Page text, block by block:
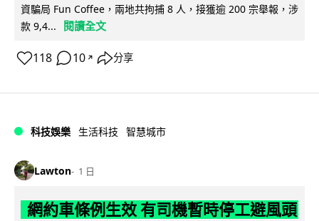
資騙局 Fun Coffee，兩地共拘捕 8 人，接獲逾 200 宗舉報，涉
款 9,4...
閱讀全文
118 10 ↗ 分享
科技娛樂 生活科技 智慧城市
Lawton 1 日
網約車條例生效 有司機暫時停工避風頭